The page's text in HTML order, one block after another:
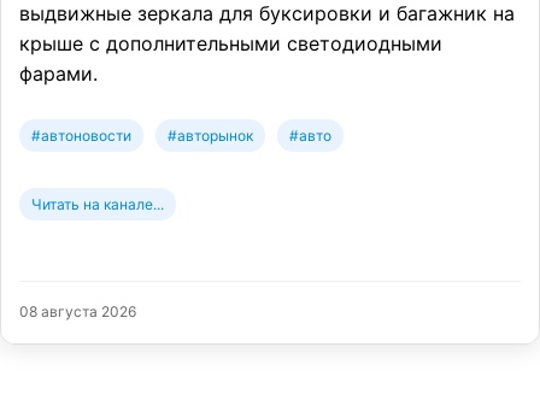
выдвижные зеркала для буксировки и багажник на
крыше с дополнительными светодиодными
фарами.
#автоновости #авторынок #авто
Читать на канале...
08 августа 2026